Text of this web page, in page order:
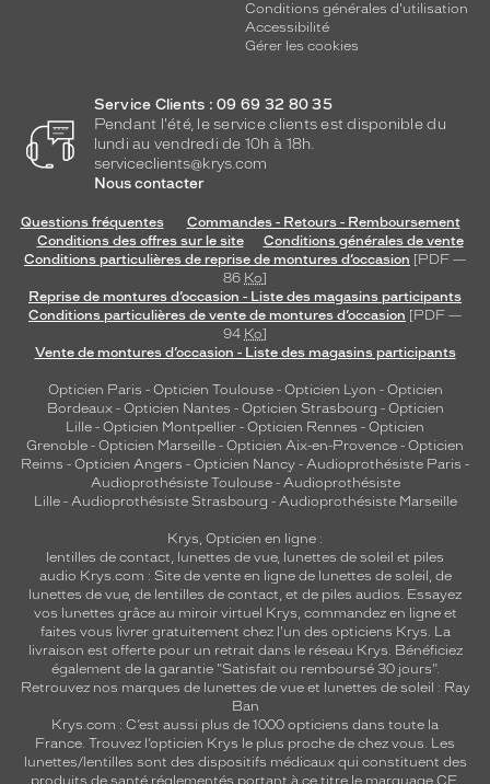
Conditions générales d'utilisation
Accessibilité
Gérer les cookies
Service Clients : 09 69 32 80 35
Pendant l'été, le service clients est disponible du
lundi au vendredi de 10h à 18h.
serviceclients@krys.com
Nous contacter
Questions fréquentes
Commandes - Retours - Remboursement
Conditions des offres sur le site
Conditions générales de vente
Conditions particulières de reprise de montures d’occasion [PDF —
86 Ko]
Reprise de montures d’occasion - Liste des magasins participants
Conditions particulières de vente de montures d’occasion [PDF —
94 Ko]
Vente de montures d’occasion - Liste des magasins participants
Opticien Paris - Opticien Toulouse- Opticien Lyon - Opticien
Bordeaux- Opticien Nantes - Opticien Strasbourg - Opticien
Lille - Opticien Montpellier - Opticien Rennes - Opticien
Grenoble - Opticien Marseille - Opticien Aix-en-Provence - Opticien
Reims - Opticien Angers - Opticien Nancy - Audioprothésiste Paris -
Audioprothésiste Toulouse- Audioprothésiste
Lille- Audioprothésiste Strasbourg - Audioprothésiste Marseille
Krys, Opticien en ligne :
lentilles de contact, lunettes de vue, lunettes de soleil et piles
audio Krys.com : Site de vente en ligne de lunettes de soleil, de
lunettes de vue, de lentilles de contact, et de piles audios. Essayez
vos lunettes grâce au miroir virtuel Krys, commandez en ligne et
faites vous livrer gratuitement chez l'un des opticiens Krys. La
livraison est offerte pour un retrait dans le réseau Krys. Bénéficiez
également de la garantie "Satisfait ou remboursé 30 jours".
Retrouvez nos marques de lunettes de vue et lunettes de soleil : Ray
Ban
Krys.com : C’est aussi plus de 1000 opticiens dans toute la
France. Trouvez l’opticien Krys le plus proche de chez vous. Les
lunettes/lentilles sont des dispositifs médicaux qui constituent des
produits de santé réglementés portant à ce titre le marquage CE.